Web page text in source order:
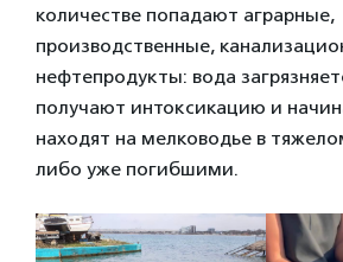
количестве попадают аграрные,
производственные,
нефтепродукты: вода
получают интоксикацию и
находят на мелководье в
либо уже погибшими.